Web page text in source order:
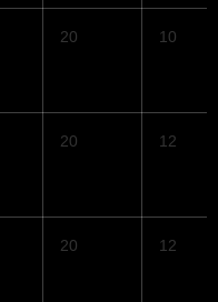
20 10
20 12
20 12